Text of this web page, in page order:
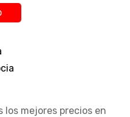
los mejores precios en